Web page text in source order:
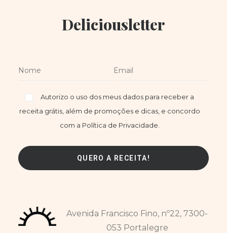
Deliciousletter
Autorizo o uso dos meus dados para receber a
receita grátis, além de promoções e dicas, e concordo
com a Política de Privacidade.
Avenida Francisco Fino, nº22, 7300-
053 Portalegre